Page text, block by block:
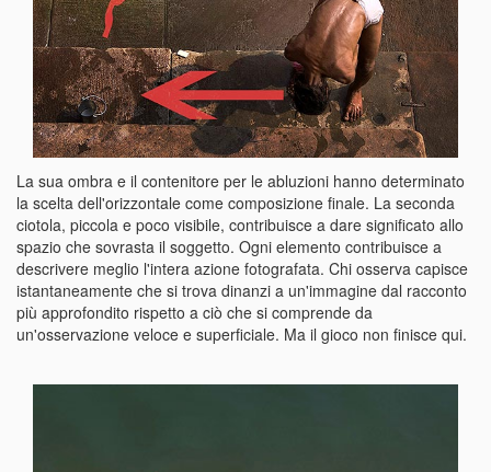
La sua ombra e il contenitore per le abluzioni hanno determinato
la scelta dell'orizzontale come composizione finale. La seconda
ciotola, piccola e poco visibile, contribuisce a dare significato allo
spazio che sovrasta il soggetto. Ogni elemento contribuisce a
descrivere meglio l'intera azione fotografata. Chi osserva capisce
istantaneamente che si trova dinanzi a un'immagine dal racconto
più approfondito rispetto a ciò che si comprende da
un'osservazione veloce e superficiale. Ma il gioco non finisce qui.